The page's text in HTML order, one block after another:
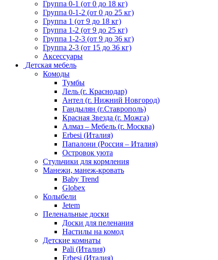
Группа 0-1 (от 0 до 18 кг)
Группа 0-1-2 (от 0 до 25 кг)
Группа 1 (от 9 до 18 кг)
Группа 1-2 (от 9 до 25 кг)
Группа 1-2-3 (от 9 до 36 кг)
Группа 2-3 (от 15 до 36 кг)
Аксессуары
Детская мебель
Комоды
Тумбы
Лель (г. Краснодар)
Антел (г. Нижний Новгород)
Гандылян (г.Ставрополь)
Красная Звезда (г. Можга)
Алмаз – Мебель (г. Москва)
Erbesi (Италия)
Папалони (Россия – Италия)
Островок уюта
Стульчики для кормления
Манежи, манеж-кровать
Baby Trend
Globex
Колыбели
Jetem
Пеленальные доски
Доски для пеленания
Настилы на комод
Детские комнаты
Pali (Италия)
Erbesi (Италия)